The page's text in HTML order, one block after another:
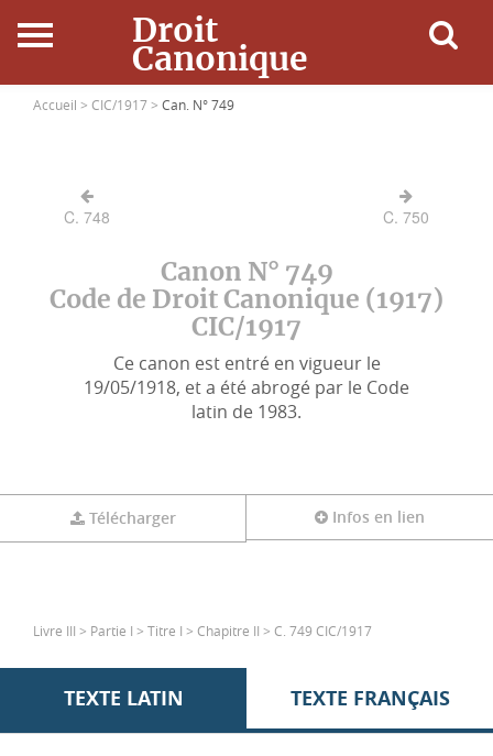
Droit
Canonique
Accueil
Ressources
Accueil > CIC/1917 > Can. N° 749
C. 748 C. 750
Canon N° 749
Code de Droit Canonique (1917)
CIC/1917
Ce canon est entré en vigueur le
19/05/1918, et a été abrogé par le Code
latin de 1983.
Télécharger Infos en lien
Livre III > Partie I > Titre I > Chapitre II > C. 749 CIC/1917
TEXTE LATIN TEXTE FRANÇAIS